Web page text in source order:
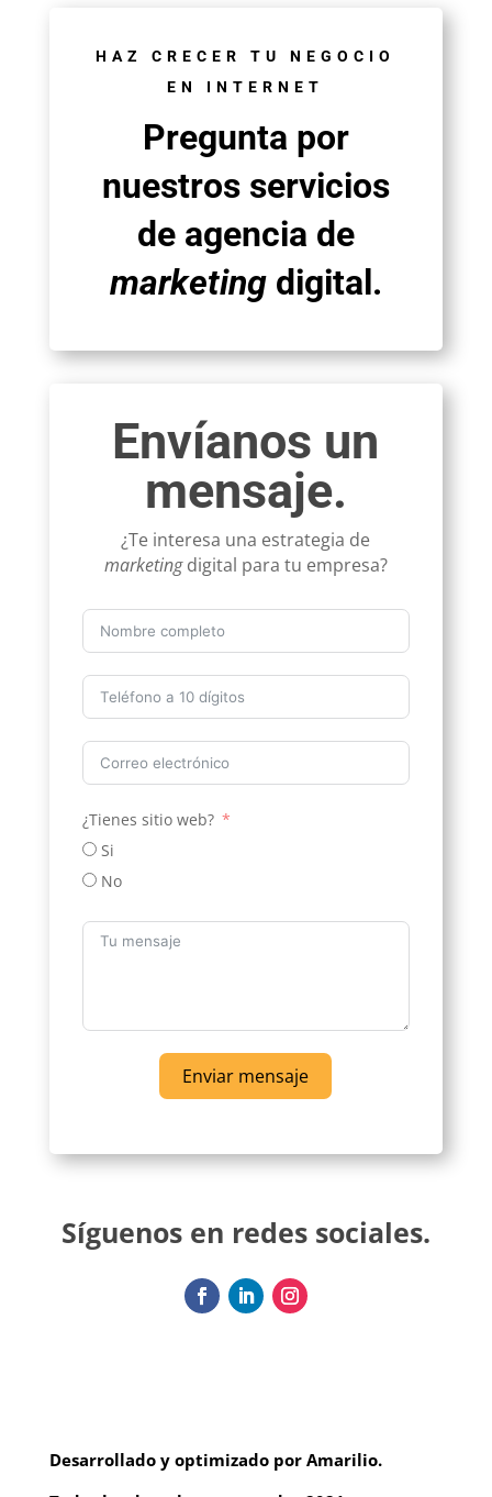
HAZ CRECER TU NEGOCIO
EN INTERNET
Pregunta por
nuestros servicios
de agencia de
marketingdigital.
Envíanos un
mensaje.
¿Te interesa una estrategia de
marketingdigital para tu empresa?
¿Tienes sitio web?
Si
No
Enviar mensaje
Síguenos en redes sociales.
Desarrollado y optimizado por Amarilio.